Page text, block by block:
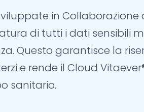
in Collaborazione
di tutti i dati sensibili
Questo garantisce la
e rende ilCloud
sanitario.